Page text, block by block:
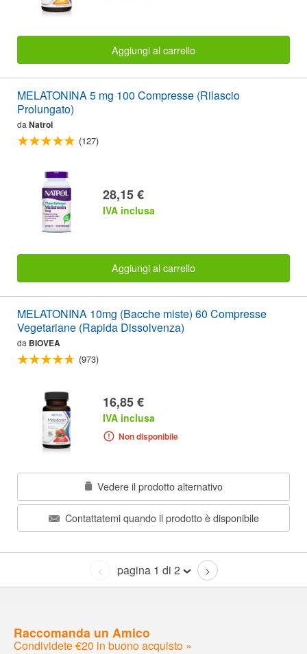
Aggiungi al carrello
MELATONINA 5 mg 100 Compresse (Rilascio
Prolungato)
da Natrol
(127)
28,15 €
IVA inclusa
Aggiungi al carrello
MELATONINA 10mg (Bacche miste) 60 Compresse
Vegetariane (Rapida Dissolvenza)
da BIOVEA
(973)
16,85 €
IVA inclusa
Non disponibile
Vedere il prodotto alternativo
Contattatemi quando il prodotto è disponibile
< pagina 1 di 2 >
Raccomanda un Amico
Condividete €20 in buono acquisto »